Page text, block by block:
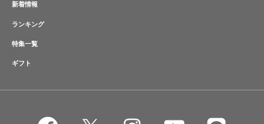
新着情報
ランキング
特集一覧
ギフト